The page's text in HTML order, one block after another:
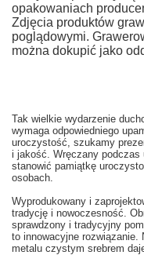
opakowaniach
Zdjęcia produktów
poglądowymi.
można dokupić jako
Tak wielkie wydarzenie
wymaga odpowiedniego
uroczystość, szukamy
i jakość. Wręczany podczas
stanowić pamiątkę
osobach.
Wyprodukowany i
tradycję i nowoczesność.
sprawdzony i tradycyjny
to innowacyjne rozwiązanie.
metalu czystym srebrem